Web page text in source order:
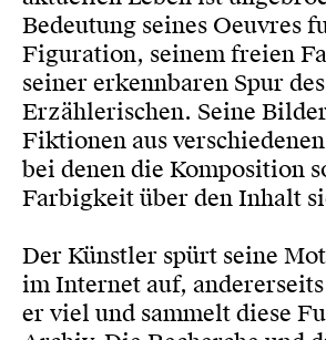
Bedeutung seines Oeuvres
Figuration, seinem freien
seiner erkennbaren Spur des
Erzählerischen. Seine
Fiktionen aus
bei denen die Komposition
Farbigkeit über den Inhalt
Der Künstler spürt seine
im Internet auf,
er viel und sammelt diese